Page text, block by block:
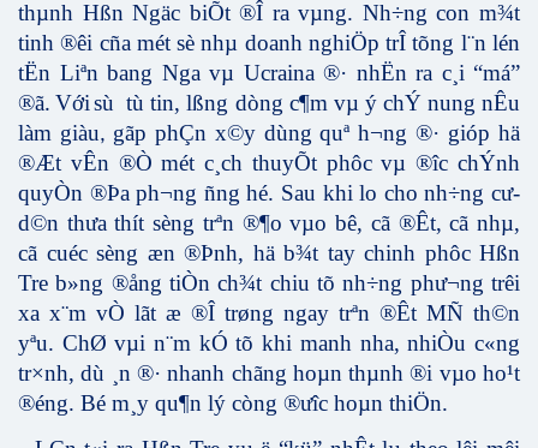
thµnh Hßn Ngäc biÕt ®Î ra vµng. Nh÷ng con m¾t
tinh ®êi cña mét sè nhµ doanh nghiÖp trÎ tõng l¨n lén
tËn Liªn bang Nga vµ Ucraina ®· nhËn ra c¸i “má”
®ã. Vớisù tù tin, lßng dòng c¶m vµ ý chÝ nung nÊu
làm giàu, gãp phÇn x©y dùng quª h­¬ng ®· gióp hä
®Æt vÊn ®Ò mét c¸ch thuyÕt phôc vµ ®­îc chÝnh
quyÒn ®Þa ph­¬ng ñng hé. Sau khi lo cho nh÷ng cư­
d©n thưa thít sèng trªn ®¶o vµo bê, cã ®Êt, cã nhµ,
cã cuéc sèng æn ®Þnh, hä b¾t tay chinh phôc Hßn
Tre b»ng ®ång tiÒn ch¾t chiu tõ nh÷ng ph­ư¬ng trêi
xa x¨m vÒ lãt æ ®Î trøng ngay trªn ®Êt MÑ th©n
yªu. ChØ vµi n¨m kÓ tõ khi manh nha, nhiÒu c«ng
tr×nh, dù ¸n ®· nhanh chãng hoµn thµnh ®i vµo ho¹t
®éng. Bé m¸y qu¶n lý còng ®­ưîc hoµn thiÖn.